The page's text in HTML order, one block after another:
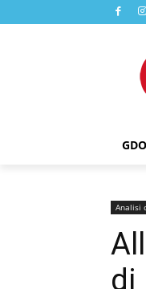
GDO
Analisi
di